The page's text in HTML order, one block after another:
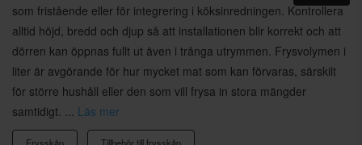
som fristående eller för integrering i köksinredningen. Kontrollera
alltid höjd, bredd och djup så att installationen blir korrekt och att
dörren kan öppnas fullt ut även i trånga utrymmen. Frysvolymen i
liter är avgörande för hur mycket mat som kan förvaras, särskilt
för större hushåll eller den som vill frysa in stora mängder
samtidigt. ... Läs mer